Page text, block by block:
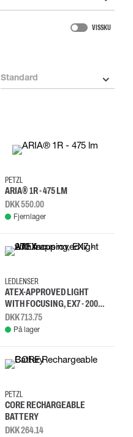
Standard
VIS SKU
PETZL
ARIA® 1R - 475 LM
DKK 550.00
Fjernlager
LEDLENSER
ATEX-APPROVED LIGHT
WITH FOCUSING, EX7 - 200
LM
DKK 713.75
På lager
PETZL
CORE RECHARGEABLE
BATTERY
DKK 264.14